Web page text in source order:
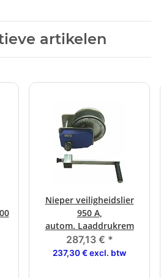
artikelen
Nieper veiligheidslier
950 A,
autom. Laaddrukrem
287,13 € *
237,30 € excl. btw